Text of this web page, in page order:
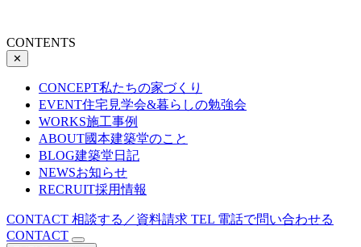
CONTENTS
✕
CONCEPT私たちの家づくり
EVENT住宅見学会&暮らしの勉強会
WORKS施工事例
ABOUT國本建築堂のこと
BLOG建築堂日記
NEWSお知らせ
RECRUIT採用情報
CONTACT 相談する／資料請求 TEL 電話で問い合わせる
CONTACT